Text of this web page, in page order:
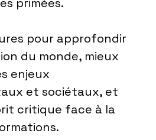
pour approfondir
du monde, mieux
enjeux
et sociétaux, et
critique face à la